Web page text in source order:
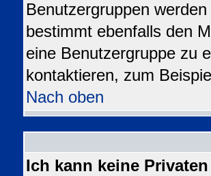
Benutzergruppen
bestimmt ebenfalls den
eine Benutzergruppe zu
kontaktieren, zum
Nach oben
Ich kann keine